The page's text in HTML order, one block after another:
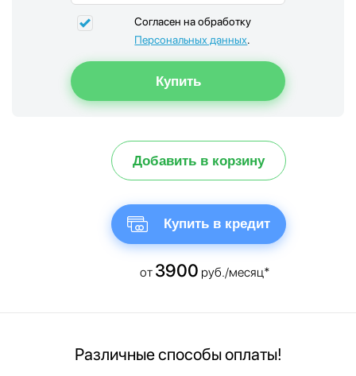
Согласен на обработку
Персональных данных.
Добавить в корзину
Купить в кредит
от 3900 руб./месяц*
Различные способы оплаты!